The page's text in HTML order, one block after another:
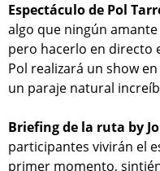
Espectáculo de Pol
algo que ningún
pero hacerlo en directo
Pol realizará un show
un paraje natural
Briefing de la ruta by
participantes vivirán el
primer momento,